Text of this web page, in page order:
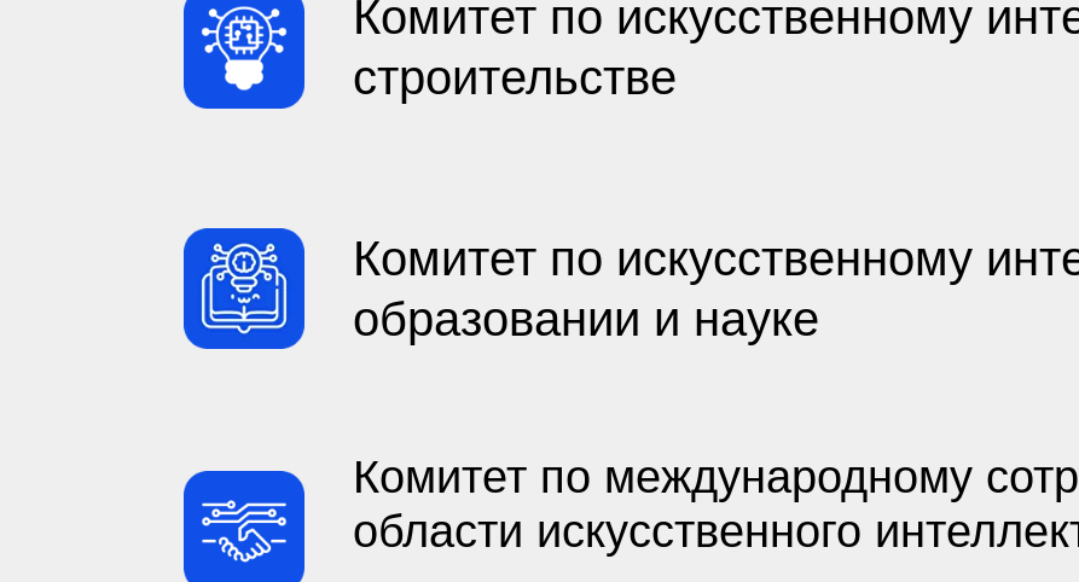
Комитет по искусственному
строительстве
Комитет по искусственному
образовании и науке
Комитет по международному
области искусственного